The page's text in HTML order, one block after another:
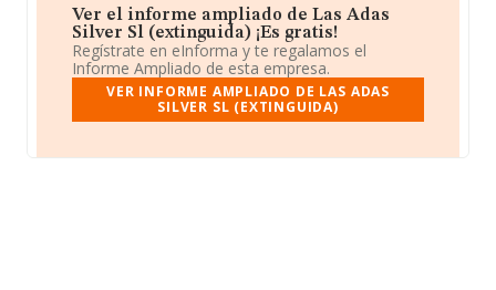
Ver el informe ampliado de Las Adas
Silver Sl (extinguida) ¡Es gratis!
Regístrate en eInforma y te regalamos el
Informe Ampliado de esta empresa.
VER INFORME AMPLIADO DE LAS ADAS
SILVER SL (EXTINGUIDA)